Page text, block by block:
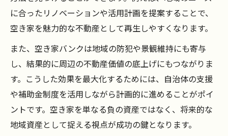
に合ったリノベーションや活用計画を提案することで、
空き家を魅力的な不動産として再生しやすくなります。
また、空き家バンクは地域の防犯や景観維持にも寄与
し、結果的に周辺の不動産価値の底上げにもつながりま
す。こうした効果を最大化するためには、自治体の支援
や補助金制度を活用しながら計画的に進めることがポイ
ントです。空き家を単なる負の資産ではなく、将来的な
地域資産として捉える視点が成功の鍵となります。